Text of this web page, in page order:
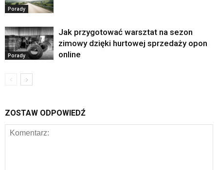
Porady
Porady
Jak przygotować warsztat na sezon
zimowy dzięki hurtowej sprzedaży opon
online
ZOSTAW ODPOWIEDŹ